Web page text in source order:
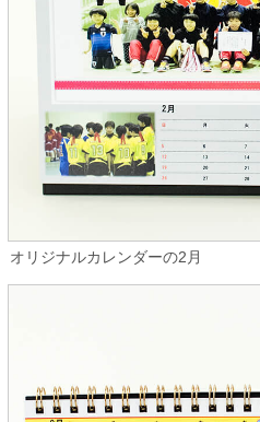
オリジナルカレンダーの2月